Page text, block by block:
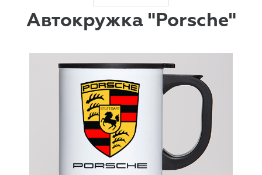
Автокружка "Porsche"